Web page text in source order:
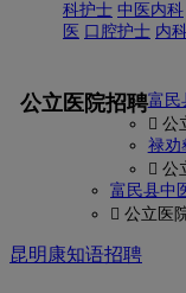
科护士 中医内科
医 口腔护士 内
公立医院招聘富民
 公
禄劝
 公
富民县中
 公立医
昆明康知语招聘